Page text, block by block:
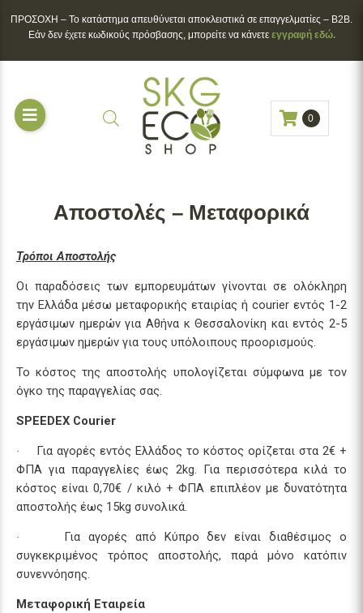
ΠΡΟΣΟΧΗ – To κατάστημα απευθύνεται αποκλειστικά σε επαγγελματίες – B2B.
Εάν δεν έχετε κωδικούς πρόσβασης, μπορείτε να κάνετε εγγραφή εδώ.
0
Αποστολές – Μεταφορικά
Τρόποι Αποστολής
Οι παραδόσεις των εμπορευμάτων γίνονται σε ολόκληρη
την Ελλάδα μέσω μεταφορικής εταιρίας ή courier εντός 1-2
εργάσιμων ημερών για Αθήνα κ Θεσσαλονίκη και εντός 2-5
εργάσιμων ημερών για τους υπόλοιπους προορισμούς.
Το κόστος της αποστολής υπολογίζεται σύμφωνα με τον
όγκο της παραγγελίας σας.
SPEEDEX Courier
·
Για αγορές εντός Ελλάδος το κόστος ορίζεται στα 2€ +
ΦΠΑ για παραγγελίες έως 2kg. Για περισσότερα κιλά το
κόστος είναι 0,70€ / κιλό + ΦΠΑ επιπλέον με δυνατότητα
αποστολής έως 15kg συνολικά.
·
Για αγορές από Κύπρο δεν είναι διαθέσιμος ο
συγκεκριμένος τρόπος αποστολής, παρά μόνο κατόπιν
συνεννόησης.
Μεταφορική Εταιρεία